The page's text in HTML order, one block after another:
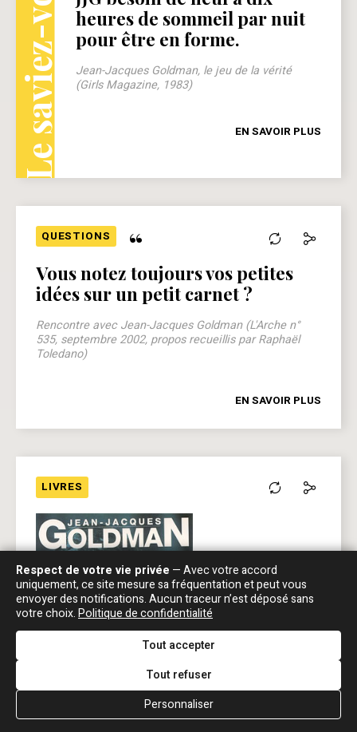
Le saviez-vous ?
heures de sommeil par nuit
pour être en forme.
Jean-Jacques Goldman, le jeu de la vérité
(Girls Magazine, 1983)
EN SAVOIR PLUS
QUESTIONS “
Vous notez toujours vos petites
idées sur un petit carnet ?
Rencontre avec Jean-Jacques Goldman (L'Arche n°
535, septembre 2002, propos recueillis par Raphaël
Toledano)
EN SAVOIR PLUS
LIVRES
Jean-Jacques Goldman
Respect de votre vie privée — Avec votre accord
uniquement, ce site mesure sa fréquentation et peut vous
envoyer des notifications. Aucun traceur n’est déposé sans
votre choix.Politique de confidentialité
Tout accepter
Tout refuser
Personnaliser